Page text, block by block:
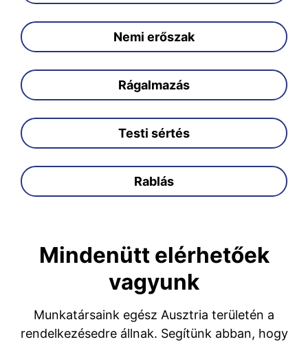
Nemi erőszak
Rágalmazás
Testi sértés
Rablás
Mindenütt elérhetőek
vagyunk
Munkatársaink egész Ausztria területén a
rendelkezésedre állnak. Segítünk abban, hogy